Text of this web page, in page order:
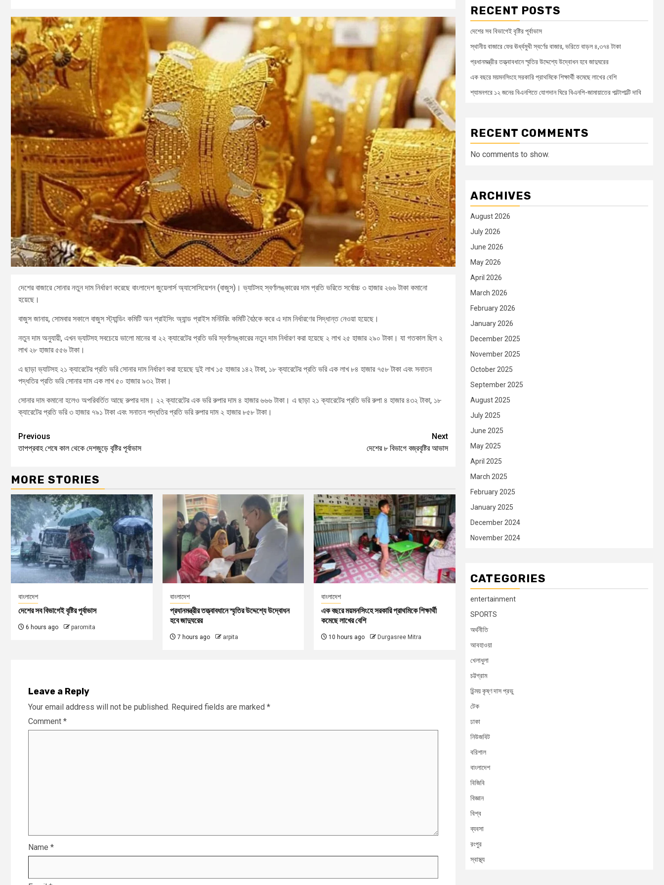
দেশের বাজারে সোনার নতুন দাম নির্ধারণ করেছে বাংলাদেশ জুয়েলার্স অ্যাসোসিয়েশন (বাজুস)। ভ্যাটসহ স্বর্ণালঙ্কারের দাম প্রতি ভরিতে সর্বোচ্চ ৩ হাজার ২৬৬ টাকা কমানো
হয়েছে।
বাজুস জানায়, সোমবার সকালে বাজুস স্ট্যান্ডিং কমিটি অন প্রাইসিং অ্যান্ড প্রাইস মনিটরিং কমিটি বৈঠকে করে এ দাম নির্ধারণের সিদ্ধান্ত নেওয়া হয়েছে।
নতুন দাম অনুযায়ী, এখন ভ্যাটসহ সবচেয়ে ভালো মানের বা ২২ ক্যারেটের প্রতি ভরি স্বর্ণালঙ্কারের নতুন দাম নির্ধারণ করা হয়েছে ২ লাখ ২৫ হাজার ২৯০ টাকা। যা গতকাল ছিল ২
লাখ ২৮ হাজার ৫৫৬ টাকা।
এ ছাড়া ভ্যাটসহ ২১ ক্যারেটের প্রতি ভরি সোনার দাম নির্ধারণ করা হয়েছে দুই লাখ ১৫ হাজার ১৪২ টাকা, ১৮ ক্যারেটের প্রতি ভরি এক লাখ ৮৪ হাজার ৭৫৮ টাকা এবং সনাতন
পদ্ধতির প্রতি ভরি সোনার দাম এক লাখ ৫০ হাজার ৯৩২ টাকা।
সোনার দাম কমানো হলেও অপরিবর্তিত আছে রুপার দাম। ২২ ক্যারেটের এক ভরি রুপার দাম ৪ হাজার ৬৬৬ টাকা। এ ছাড়া ২১ ক্যারেটের প্রতি ভরি রুপা ৪ হাজার ৪৩২ টাকা, ১৮
ক্যারেটের প্রতি ভরি ৩ হাজার ৭৯১ টাকা এবং সনাতন পদ্ধতির প্রতি ভরি রুপার দাম ২ হাজার ৮৫৮ টাকা।
Previous
তাপপ্রবাহ শেষে কাল থেকে দেশজুড়ে বৃষ্টির পূর্বাভাস
Next
দেশের ৮ বিভাগে বজ্রবৃষ্টির আভাস
MORE STORIES
বাংলাদেশ
দেশের সব বিভাগেই বৃষ্টির পূর্বাভাস
6 hours ago paromita
বাংলাদেশ
প্রধানমন্ত্রীর তত্ত্বাবধানে স্মৃতির উদ্দেশ্যে উদ্বোধন
হবে জাদুঘরের
7 hours ago arpita
বাংলাদেশ
এক বছরে ময়মনসিংহে সরকারি প্রাথমিকে শিক্ষার্থী
কমেছে লাখের বেশি
10 hours ago Durgasree Mitra
Leave a Reply
Your email address will not be published. Required fields are marked *
Comment *
Name *
RECENT POSTS
দেশের সব বিভাগেই বৃষ্টির পূর্বাভাস
স্থানীয় বাজারে ফের ঊর্ধ্বমুখী স্বর্ণের বাজার, ভরিতে বাড়ল ৪,৩৭৪ টাকা
প্রধানমন্ত্রীর তত্ত্বাবধানে স্মৃতির উদ্দেশ্যে উদ্বোধন হবে জাদুঘরের
এক বছরে ময়মনসিংহে সরকারি প্রাথমিকে শিক্ষার্থী কমেছে লাখের বেশি
শ্যামনগরে ১২ জনের বিএনপিতে যোগদান ঘিরে বিএনপি-জামায়াতের পাল্টাপাল্টি দাবি
RECENT COMMENTS
No comments to show.
ARCHIVES
August 2026
July 2026
June 2026
May 2026
April 2026
March 2026
February 2026
January 2026
December 2025
November 2025
October 2025
September 2025
August 2025
July 2025
June 2025
May 2025
April 2025
March 2025
February 2025
January 2025
December 2024
November 2024
CATEGORIES
entertainment
SPORTS
অর্থনীতি
আবহাওয়া
খেলাধুলা
চট্টগ্রাম
চিন্ময় কৃষ্ণ দাস প্রভু
টেক
ঢাকা
নিউজবিট
বরিশাল
বাংলাদেশ
বিজিবি
বিজ্ঞান
বিশ্ব
ব্যবসা
রংপুর
স্বাস্থ্য